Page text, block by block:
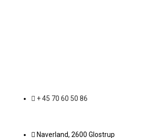
+ 45 70 60 50 86
Naverland, 2600 Glostrup